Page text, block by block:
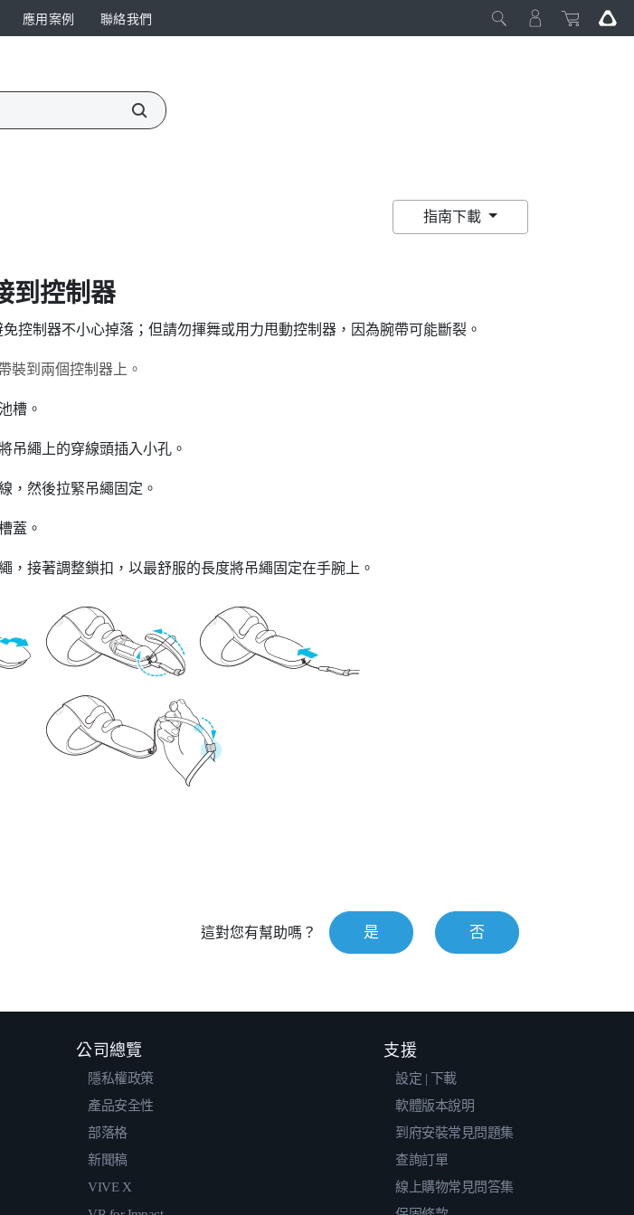
應用案例 聯絡我們
指南下載
到控制器
控制器不小心掉落；但請勿揮舞或用力甩動控制器，因為腕帶可能斷裂。
裝到兩個控制器上。
槽。
吊繩上的穿線頭插入小孔。
，然後拉緊吊繩固定。
蓋。
，接著調整鎖扣，以最舒服的長度將吊繩固定在手腕上。
這對您有幫助嗎？ 是 否
公司總覽
隱私權政策
產品安全性
部落格
新聞稿
VIVE X
支援
設定 | 下載
軟體版本說明
到府安裝常見問題集
查詢訂單
線上購物常見問答集